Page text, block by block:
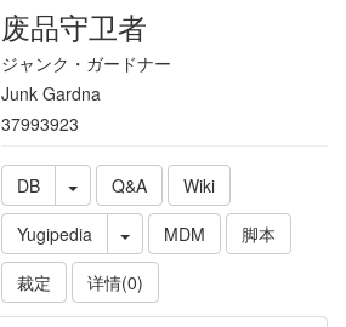
废品守卫者
ジャンク・ガードナー
Junk Gardna
37993923
DB Q&A
Wiki
Yugipedia
MDM
脚本
裁定
详情(0)